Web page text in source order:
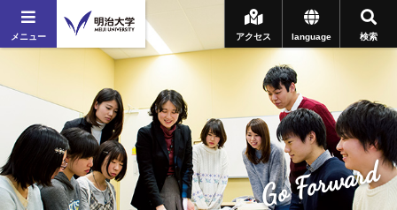
メニュー 検索
language
アクセス
Go Forward